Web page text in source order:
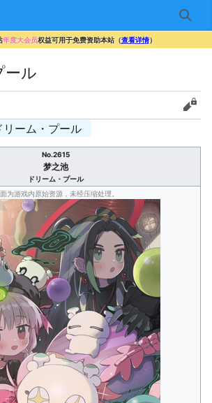
搜索
年度大会员权益可用于免费资助本站（查看详情）
ール
查看
リーム・プール
No.2615
梦之池
ドリーム・プール
为游戏内原始资源，未经压缩处理。